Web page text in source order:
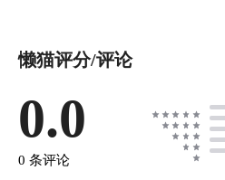
懒猫评分/评论
0.0
0 条评论